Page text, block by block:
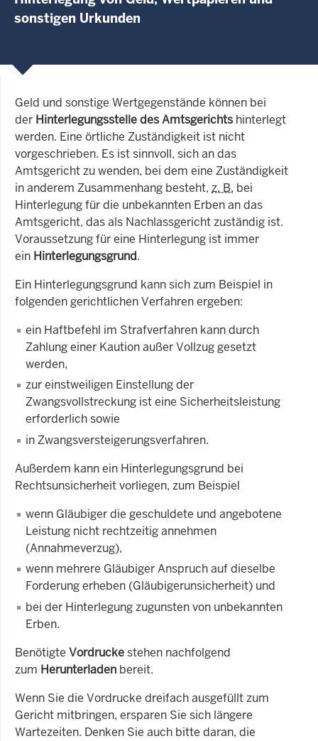
sonstigen Urkunden
Geld und sonstige Wertgegenstände können bei
der Hinterlegungsstelledes Amtsgerichts hinterlegt
werden. Eine örtliche Zuständigkeit ist nicht
vorgeschrieben. Es ist sinnvoll, sich an das
Amtsgericht zu wenden, bei dem eine Zuständigkeit
in anderem Zusammenhang besteht, z. B. bei
Hinterlegung für die unbekannten Erben an das
Amtsgericht, das als Nachlassgericht zuständig ist.
Voraussetzung für eine Hinterlegung ist immer
ein Hinterlegungsgrund.
Ein Hinterlegungsgrund kann sich zum Beispiel in
folgenden gerichtlichen Verfahren ergeben:
ein Haftbefehl im Strafverfahren kann durch
Zahlung einer Kaution außer Vollzug gesetzt
werden,
zur einstweiligen Einstellung der
Zwangsvollstreckung ist eine Sicherheitsleistung
erforderlich sowie
in Zwangsversteigerungsverfahren.
Außerdem kann ein Hinterlegungsgrund bei
Rechtsunsicherheit vorliegen, zum Beispiel
wenn Gläubiger die geschuldete und angebotene
Leistung nicht rechtzeitig annehmen
(Annahmeverzug),
wenn mehrere Gläubiger Anspruch auf dieselbe
Forderung erheben (Gläubigerunsicherheit) und
bei der Hinterlegung zugunsten von unbekannten
Erben.
Benötigte Vordruckestehen nachfolgend
zum Herunterladen bereit.
Wenn Sie die Vordrucke dreifach ausgefüllt zum
Gericht mitbringen, ersparen Sie sich längere
Wartezeiten. Denken Sie auch bitte daran, die